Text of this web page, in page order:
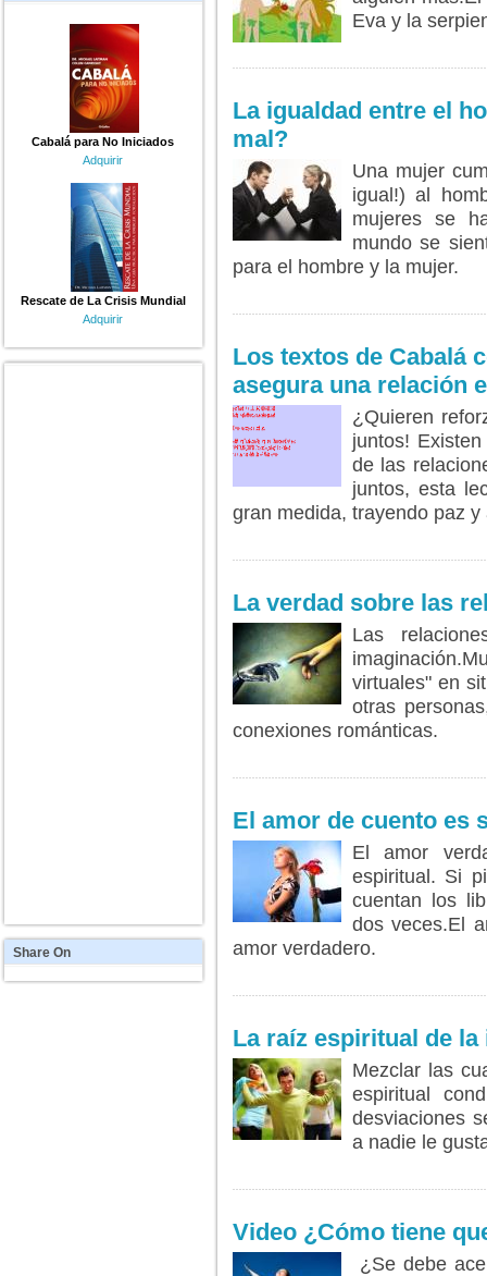
Eva y la
La igualdad entre el
mal?
Una mujer
igual!) al
mujeres se
mundo se
para el hombre y la mujer.
Los textos de Cabalá
asegura una relación
¿Quieren
juntos!
de las
juntos, esta
gran medida, trayendo paz
La verdad sobre las
Las
virtuales" en
otras
conexiones románticas.
El amor de cuento es
El amor
espiritual. Si
cuentan los
dos veces.El
amor verdadero.
La raíz espiritual de
Mezclar las
espiritual
desviaciones
a nadie le
Video ¿Cómo tiene
¿Se debe
Cabalá para No Iniciados
Adquirir
Rescate de La Crisis Mundial
Adquirir
Share On